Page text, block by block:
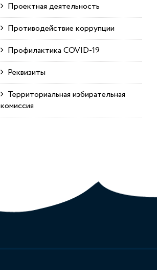
Проектная деятельность
Противодействие коррупции
Профилактика COVID-19
Реквизиты
Территориальная избирательная
комиссия